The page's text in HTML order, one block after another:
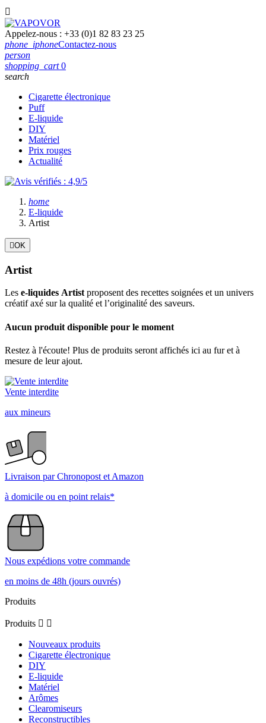

Appelez-nous : +33 (0)1 82 83 23 25
phone_iphoneContactez-nous
person
shopping_cart 0
search
Cigarette électronique
Puff
E-liquide
DIY
Matériel
Prix rouges
Actualité
home
E-liquide
Artist
OK
Artist
Les e-liquides Artistproposent des recettes soignées et un univers
créatif axé sur la qualité et l’originalité des saveurs.
Aucun produit disponible pour le moment
Restez à l'écoute! Plus de produits seront affichés ici au fur et à
mesure de leur ajout.
Vente interdite
aux mineurs
Livraison par Chronopost et Amazon
à domicile ou en point relais*
Nous expédions votre commande
en moins de 48h (jours ouvrés)
Produits
Produits  
Nouveaux produits
Cigarette électronique
DIY
E-liquide
Matériel
Arômes
Clearomiseurs
Reconstructibles